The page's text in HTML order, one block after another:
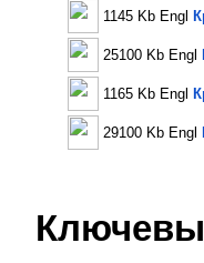
1145 Kb Engl
25100 Kb Engl
1165 Kb Engl
29100 Kb Engl